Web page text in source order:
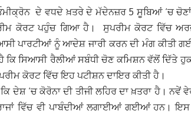
ਓਮੀਕ੍ਰੋਨ ਦੇ ਵਧਦੇ ਖ਼ਤਰੇ ਦੇ ਮੱਦੇਨਜ਼ਰ 5 ਸੂਬਿਆਂ ‘ਚ
ਕੋਰਟ ਪਹੁੰਚ ਗਿਆ ਹੈ। ਸੁਪਰੀਮ ਕੋਰਟ ਵਿੱਚ
ਪਾਰਟੀਆਂ ਨੂੰ ਆਦੇਸ਼ ਜਾਰੀ ਕਰਨ ਦੀ ਮੰਗ ਕੀਤੀ
ਕਿ ਸਿਆਸੀ ਰੈਲੀਆਂ ਸਬੰਧੀ ਚੋਣ ਕਮਿਸ਼ਨ ਵੱਲੋਂ ਦਿੱਤੇ
ਕੋਰਟ ਵਿੱਚ ਇਹ ਪਟੀਸ਼ਨ ਦਾਇਰ ਕੀਤੀ ਹੈ।
ਦੇਸ਼ ‘ਚ ਕੋਰੋਨਾ ਦੀ ਤੀਜੀ ਲਹਿਰ ਦਾ ਖ਼ਤਰਾ ਹੈ।
ਵਿੱਚ ਵੀ ਪਾਬੰਦੀਆਂ ਲਗਾਈਆਂ ਗਈਆਂ ਹਨ।ਇਸ